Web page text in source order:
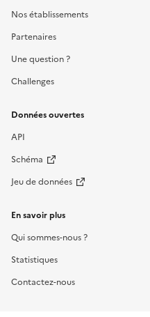
Nos établissements
Partenaires
Une question ?
Challenges
Données ouvertes
API
Schéma
Jeu de données
En savoir plus
Qui sommes-nous ?
Statistiques
Contactez-nous